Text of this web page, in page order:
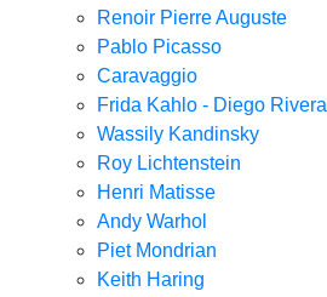
Renoir Pierre Auguste
Pablo Picasso
Caravaggio
Frida Kahlo - Diego Rivera
Wassily Kandinsky
Roy Lichtenstein
Henri Matisse
Andy Warhol
Piet Mondrian
Keith Haring